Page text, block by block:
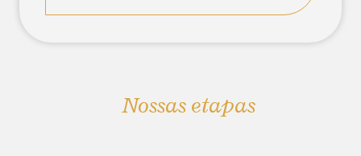
Nossas etapas